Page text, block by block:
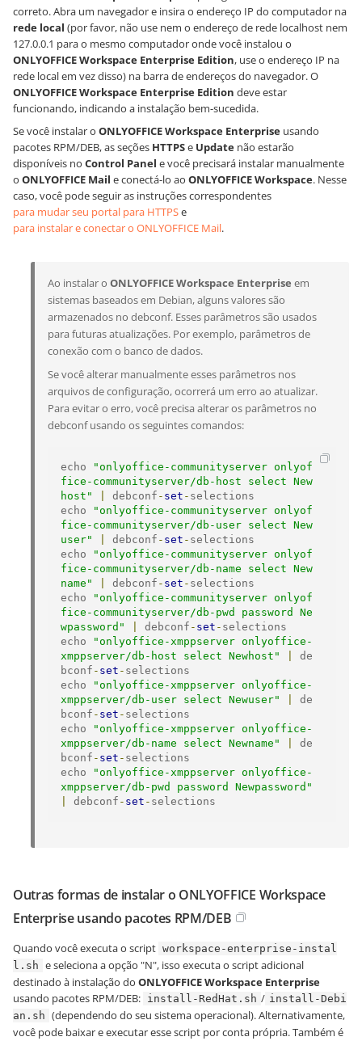
correto. Abra um navegador e insira o endereço IP do computador na
rede local (por favor, não use nem o endereço de rede localhost nem
127.0.0.1 para o mesmo computador onde você instalou o
ONLYOFFICE Workspace Enterprise Edition, use o endereço IP na
rede local em vez disso) na barra de endereços do navegador. O
ONLYOFFICE Workspace Enterprise Edition deve estar
funcionando, indicando a instalação bem-sucedida.
Se você instalar o ONLYOFFICE Workspace Enterprise usando
pacotes RPM/DEB, as seções HTTPSe Update não estarão
disponíveis no Control Panel e você precisará instalar manualmente
o ONLYOFFICE Mail e conectá-lo ao ONLYOFFICE Workspace. Nesse
caso, você pode seguir as instruções correspondentes
para mudar seu portal para HTTPSe
para instalar e conectar o ONLYOFFICE Mail.
Ao instalar o ONLYOFFICE Workspace Enterprise em
sistemas baseados em Debian, alguns valores são
armazenados no debconf. Esses parâmetros são usados
para futuras atualizações. Por exemplo, parâmetros de
conexão com o banco de dados.
Se você alterar manualmente esses parâmetros nos
arquivos de configuração, ocorrerá um erro ao atualizar.
Para evitar o erro, você precisa alterar os parâmetros no
debconf usando os seguintes comandos:
echo
"onlyoffice-communityserver onlyof
fice-communityserver/db-host select New
host"
debconf - set - selections
echo
"onlyoffice-communityserver onlyof
fice-communityserver/db-user select New
user"
debconf - set - selections
echo
"onlyoffice-communityserver onlyof
fice-communityserver/db-name select New
name"
debconf - set - selections
echo
"onlyoffice-communityserver onlyof
fice-communityserver/db-pwd password Ne
wpassword"
debconf - set - selections
echo
"onlyoffice-xmppserver onlyoffice-
xmppserver/db-host select Newhost"
de
bconf - set - selections
echo
"onlyoffice-xmppserver onlyoffice-
xmppserver/db-user select Newuser"
de
bconf - set - selections
echo
"onlyoffice-xmppserver onlyoffice-
xmppserver/db-name select Newname"
de
bconf - set - selections
echo
"onlyoffice-xmppserver onlyoffice-
xmppserver/db-pwd password Newpassword"
debconf - set - selections
Outras formas de instalar o ONLYOFFICE Workspace
Enterprise usando pacotes RPM/DEB
Quando você executa o script workspace-enterprise-instal
l.sh e seleciona a opção "N", isso executa o script adicional
destinado à instalação do ONLYOFFICE Workspace Enterprise
usando pacotes RPM/DEB: install-RedHat.sh / install-Debi
an.sh (dependendo do seu sistema operacional). Alternativamente,
você pode baixar e executar esse script por conta própria. Também é